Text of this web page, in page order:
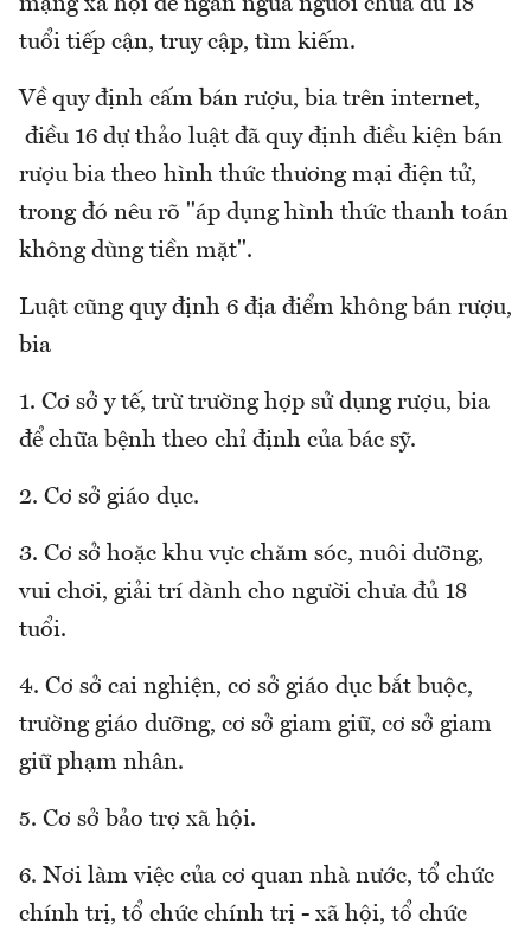
mạng xã hội để ngăn ngừa người chưa đủ 18
tuổi tiếp cận, truy cập, tìm kiếm.
Về quy định cấm bán rượu, bia trên internet,
điều 16 dự thảo luật đã quy định điều kiện bán
rượu bia theo hình thức thương mại điện tử,
trong đó nêu rõ "áp dụng hình thức thanh toán
không dùng tiền mặt".
Luật cũng quy định 6 địa điểm không bán rượu,
bia
1. Cơ sở y tế, trừ trường hợp sử dụng rượu, bia
để chữa bệnh theo chỉ định của bác sỹ.
2. Cơ sở giáo dục.
3. Cơ sở hoặc khu vực chăm sóc, nuôi dưỡng,
vui chơi, giải trí dành cho người chưa đủ 18
tuổi.
4. Cơ sở cai nghiện, cơ sở giáo dục bắt buộc,
trường giáo dưỡng, cơ sở giam giữ, cơ sở giam
giữ phạm nhân.
5. Cơ sở bảo trợ xã hội.
6. Nơi làm việc của cơ quan nhà nước, tổ chức
chính trị, tổ chức chính trị - xã hội, tổ chức